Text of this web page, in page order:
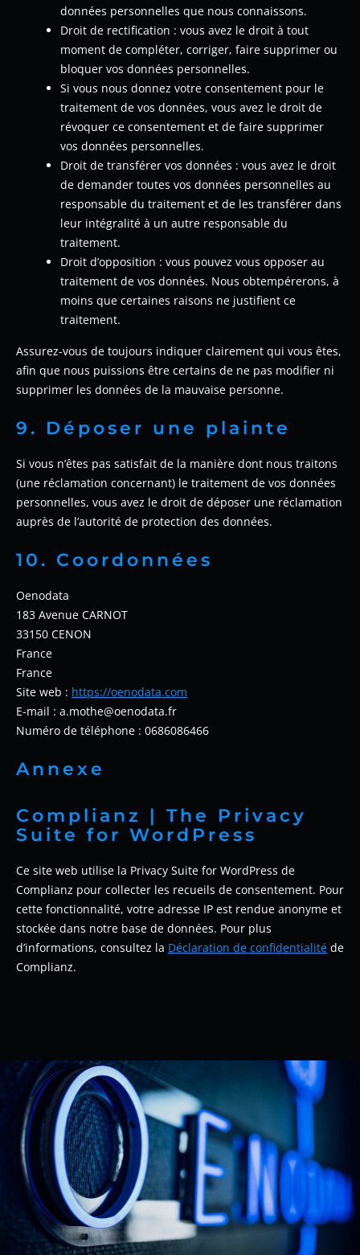
données personnelles que nous connaissons.
Droit de rectification : vous avez le droit à tout
moment de compléter, corriger, faire supprimer ou
bloquer vos données personnelles.
Si vous nous donnez votre consentement pour le
traitement de vos données, vous avez le droit de
révoquer ce consentement et de faire supprimer
vos données personnelles.
Droit de transférer vos données : vous avez le droit
de demander toutes vos données personnelles au
responsable du traitement et de les transférer dans
leur intégralité à un autre responsable du
traitement.
Droit d’opposition : vous pouvez vous opposer au
traitement de vos données. Nous obtempérerons, à
moins que certaines raisons ne justifient ce
traitement.
Assurez-vous de toujours indiquer clairement qui vous êtes,
afin que nous puissions être certains de ne pas modifier ni
supprimer les données de la mauvaise personne.
9. Déposer une plainte
Si vous n’êtes pas satisfait de la manière dont nous traitons
(une réclamation concernant) le traitement de vos données
personnelles, vous avez le droit de déposer une réclamation
auprès de l’autorité de protection des données.
10. Coordonnées
Oenodata
183 Avenue CARNOT
33150 CENON
France
France
Site web : https://oenodata.com
E-mail : a.mothe@oenodata.fr
Numéro de téléphone : 0686086466
Annexe
Complianz | The Privacy
Suite for WordPress
Ce site web utilise la Privacy Suite for WordPress de
Complianz pour collecter les recueils de consentement. Pour
cette fonctionnalité, votre adresse IP est rendue anonyme et
stockée dans notre base de données. Pour plus
d’informations, consultez la Déclaration de confidentialité de
Complianz.